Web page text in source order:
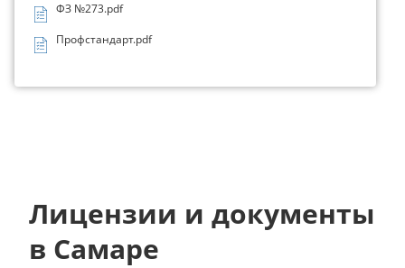
ФЗ №273.pdf
Профстандарт.pdf
Лицензии и документы
в Самаре